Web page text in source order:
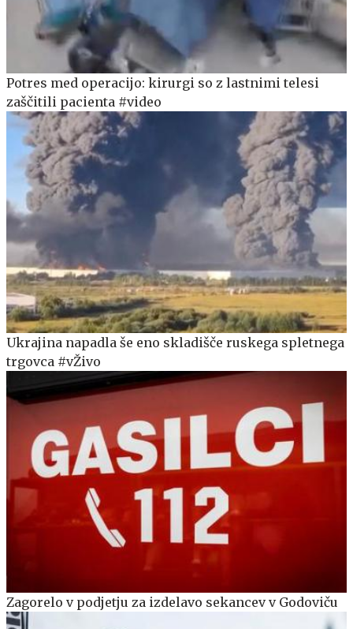
Potres med operacijo: kirurgi so z lastnimi telesi
zaščitili pacienta #video
Ukrajina napadla še eno skladišče ruskega spletnega
trgovca #vŽivo
Zagorelo v podjetju za izdelavo sekancev v Godoviču